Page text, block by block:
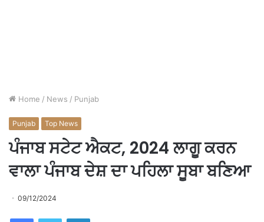
Home / News / Punjab
Punjab Top News
ਪੰਜਾਬ ਸਟੇਟ ਐਕਟ, 2024 ਲਾਗੂ ਕਰਨ
ਵਾਲਾ ਪੰਜਾਬ ਦੇਸ਼ ਦਾ ਪਹਿਲਾ ਸੂਬਾ ਬਣਿਆ
09/12/2024